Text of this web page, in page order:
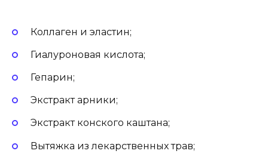
Коллаген и эластин;
Гиалуроновая кислота;
Гепарин;
Экстракт арники;
Экстракт конского каштана;
Вытяжка из лекарственных трав;